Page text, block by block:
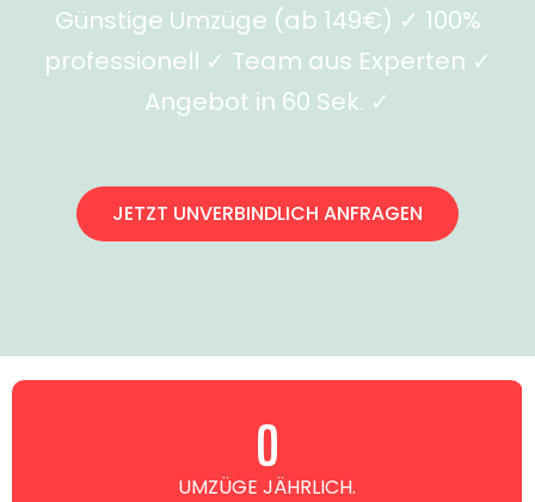
Günstige Umzüge (ab 149€) ✓ 100%
professionell ✓ Team aus Experten ✓
Angebot in 60 Sek. ✓
JETZT UNVERBINDLICH ANFRAGEN
UMZÜGE JÄHRLICH.
0